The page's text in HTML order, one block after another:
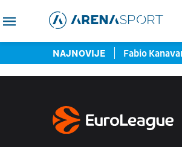
NAJNOVIJE
evroligaško leto? Fabio